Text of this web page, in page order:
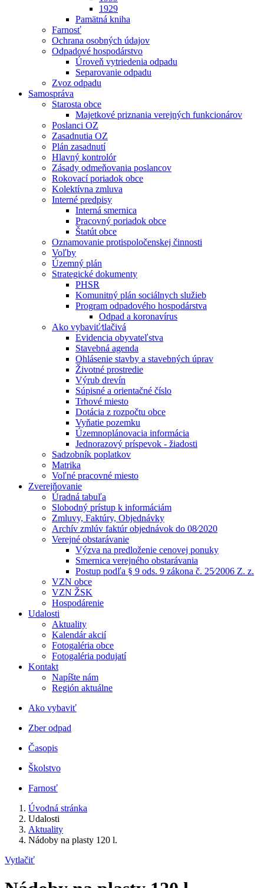
1929
Pamätná kniha
Farnosť
Ochrana osobných údajov
Odpadové hospodárstvo
Úroveň vytriedenia odpadu
Separovanie odpadu
Zvoz odpadu
Samospráva
Starosta obce
Majetkové priznania verejných funkcionárov
Poslanci OZ
Zasadnutia OZ
Plán zasadnutí
Hlavný kontrolór
Zásady odmeňovania poslancov
Rokovací poriadok obce
Kolektívna zmluva
Interné predpisy
Interná smernica
Pracovný poriadok obce
Štatút obce
Oznamovanie protispoločenskej činnosti
Voľby
Územný plán
Strategické dokumenty
PHSR
Komunitný plán sociálnych služieb
Program odpadového hospodárstva
Odpad a koronavírus
Ako vybaviť⁄tlačivá
Evidencia obyvateľstva
Stavebná agenda
Ohlásenie stavby a stavebných úprav
Životné prostredie
Výrub drevín
Súpisné a orientačné číslo
Trhové miesto
Dotácia z rozpočtu obce
Vyňatie pozemku
Územnoplánovacia informácia
Jednorazový príspevok - žiadosti
Sadzobník poplatkov
Matrika
Voľné pracovné miesto
Zverejňovanie
Úradná tabuľa
Slobodný prístup k informáciám
Zmluvy, Faktúry, Objednávky
Archív zmlúv faktúr objednávok do 08⁄2020
Verejné obstarávanie
Výzva na predloženie cenovej ponuky
Smernica verejného obstarávania
Postup podľa § 9 ods. 9 zákona č. 25⁄2006 Z. z.
VZN obce
VZN ŽSK
Hospodárenie
Udalosti
Aktuality
Kalendár akcií
Fotogaléria obce
Fotogaléria podujatí
Kontakt
Napíšte nám
Región aktuálne
Ako vybaviť
Zber odpad
Časopis
Školstvo
Farnosť
Úvodná stránka
Udalosti
Aktuality
Nádoby na plasty 120 l.
Vytlačiť